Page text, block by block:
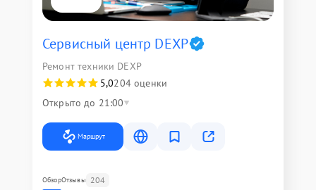
Сервисный центр DEXP
Ремонт техники DEXP
5,0204 оценки
Открыто до 21:00
Маршрут
ОбзорОтзывы 204